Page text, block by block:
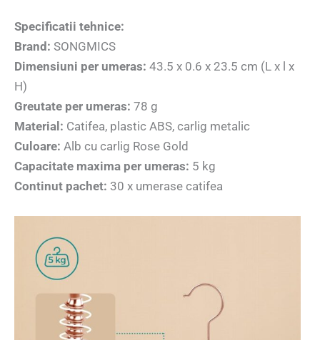
Specificatii tehnice:
Brand: SONGMICS
Dimensiuni per umeras: 43.5 x 0.6 x 23.5 cm (L x l x
H)
Greutate per umeras: 78 g
Material: Catifea, plastic ABS, carlig metalic
Culoare: Alb cu carlig Rose Gold
Capacitate maxima per umeras: 5 kg
Continut pachet: 30 x umerase catifea